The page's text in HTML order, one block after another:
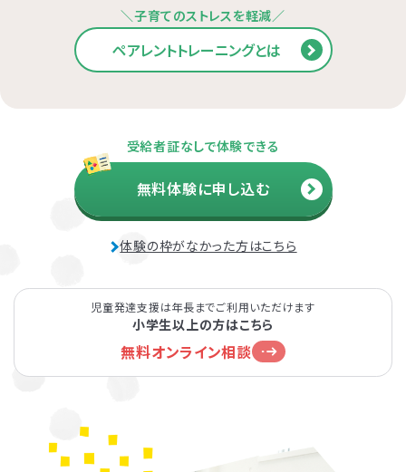
＼子育てのストレスを軽減／
ペアレントトレーニングとは
受給者証なしで体験できる
無料体験に申し込む
体験の枠がなかった方はこちら
児童発達支援は年長までご利用いただけます
小学生以上の方はこちら
無料オンライン相談